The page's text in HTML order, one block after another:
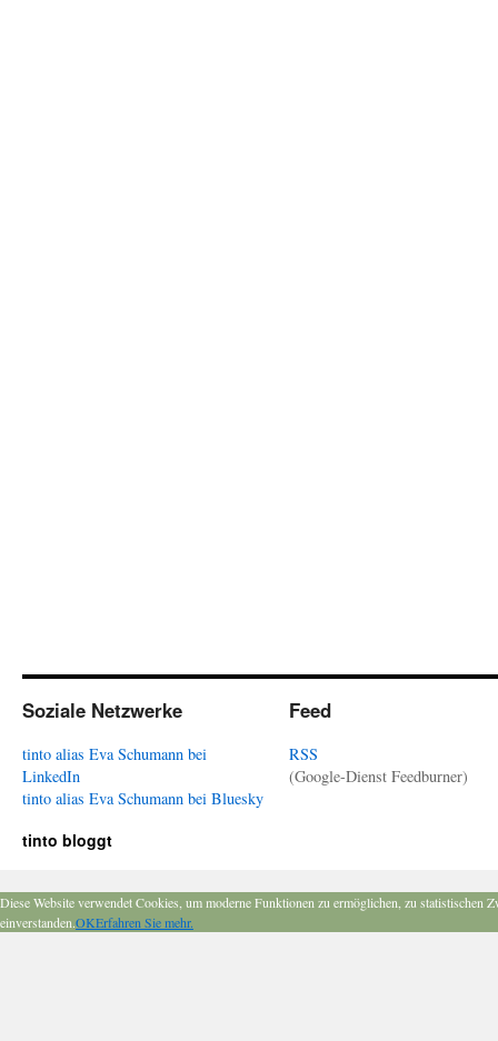
Soziale Netzwerke
tinto alias Eva Schumann bei
LinkedIn
tinto alias Eva Schumann bei Bluesky
Feed
RSS
(Google-Dienst Feedburner)
tinto bloggt
Diese Website verwendet Cookies, um moderne Funktionen zu ermöglichen, zu
einverstanden.OKErfahren Sie mehr.